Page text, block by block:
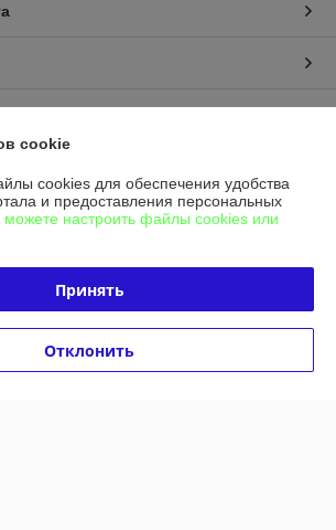
Deal.by
cookie
cookies для обеспечения удобства
и предоставления персональных
настроить файлы cookies или
Принять
Отклонить